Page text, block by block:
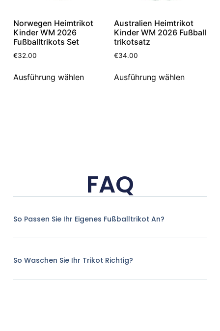
Norwegen Heimtrikot
Kinder WM 2026
Fußballtrikots Set
€32.00
Ausführung wählen
Australien Heimtrikot
Kinder WM 2026 Fußball
trikotsatz
€34.00
Ausführung wählen
FAQ
So Passen Sie Ihr Eigenes Fußballtrikot An?
So Waschen Sie Ihr Trikot Richtig?